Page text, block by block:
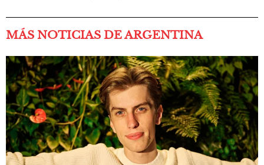
MÁS NOTICIAS DE ARGENTINA